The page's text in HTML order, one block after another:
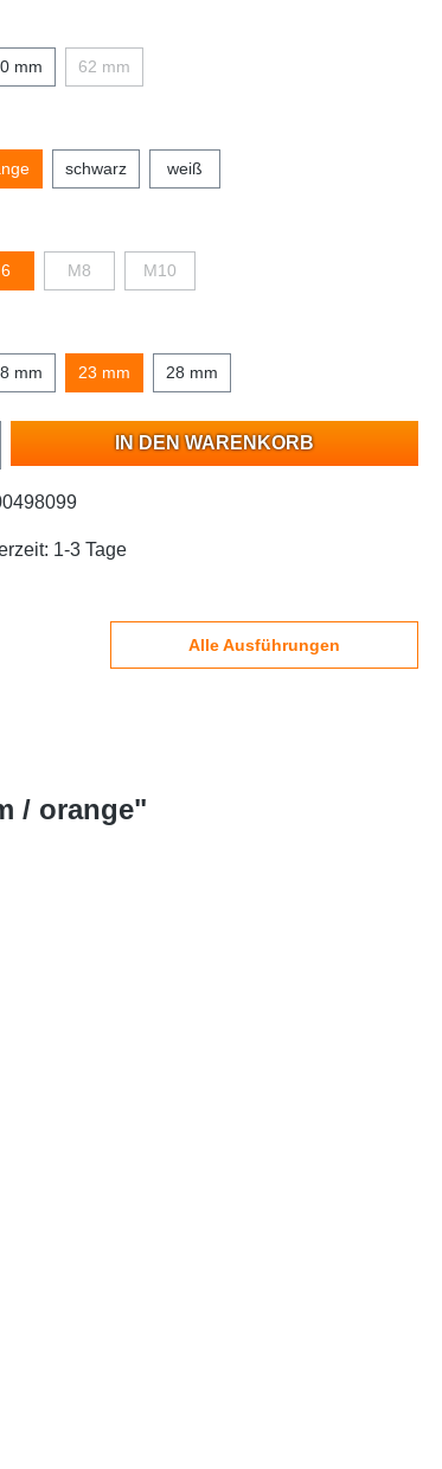
mm 62 mm
schwarz weiß
M8 M10
mm 23 mm 28 mm
IN DEN WARENKORB
1-3 Tage
Alle Ausführungen
/ orange"